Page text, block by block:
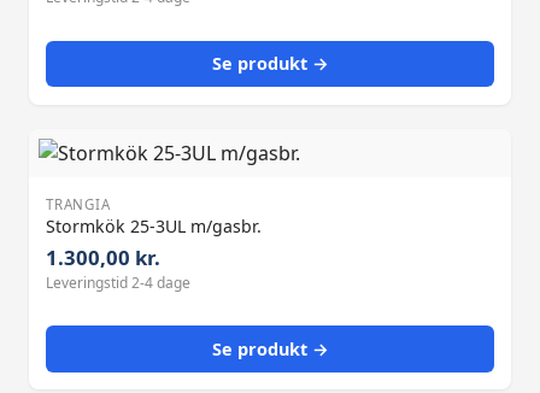
Se produkt →
TRANGIA
Stormkök 25-3UL m/gasbr.
1.300,00 kr.
Leveringstid 2-4 dage
Se produkt →